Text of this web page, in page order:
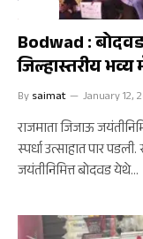
Bodwad :
जिल्हास्तरीय भव्य
By saimat January 12,
राजमाता जिजाऊ
स्पर्धा उत्साहात पार
जयंतीनिमित्त बोदवड येथे…